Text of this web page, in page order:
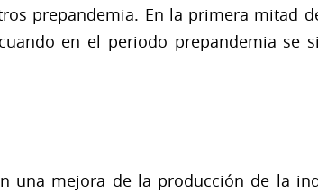
prepandemia. En la primera mitad
en el periodo prepandemia se
una mejora de la producción de la